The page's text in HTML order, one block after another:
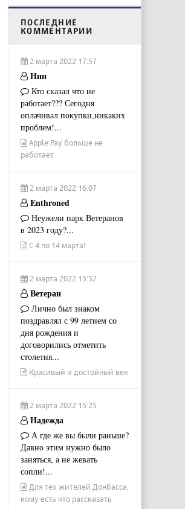
ПОСЛЕДНИЕ
КОММЕНТАРИИ
2 марта 2022 17:57
Ннн
Кто сказал что не
работает??? Сегодня
оплачивал покупки,никаких
проблем!...
Apple Pay больше не
работает
2 марта 2022 16:07
Enthroned
Неужели парк Ветеранов
в 2023 году?...
С 4 по 14 марта!
2 марта 2022 15:52
Ветеран
Лично был знаком
поздравлял с 99 летием со
дня рождения и
договорились отметить
столетия...
Красивый и достойный век
2 марта 2022 15:25
Надежда
А где же вы были раньше?
Давно этим нужно было
заняться, а не жевать
сопли!...
Для тех жителей Донбасса,
кому есть что рассказать